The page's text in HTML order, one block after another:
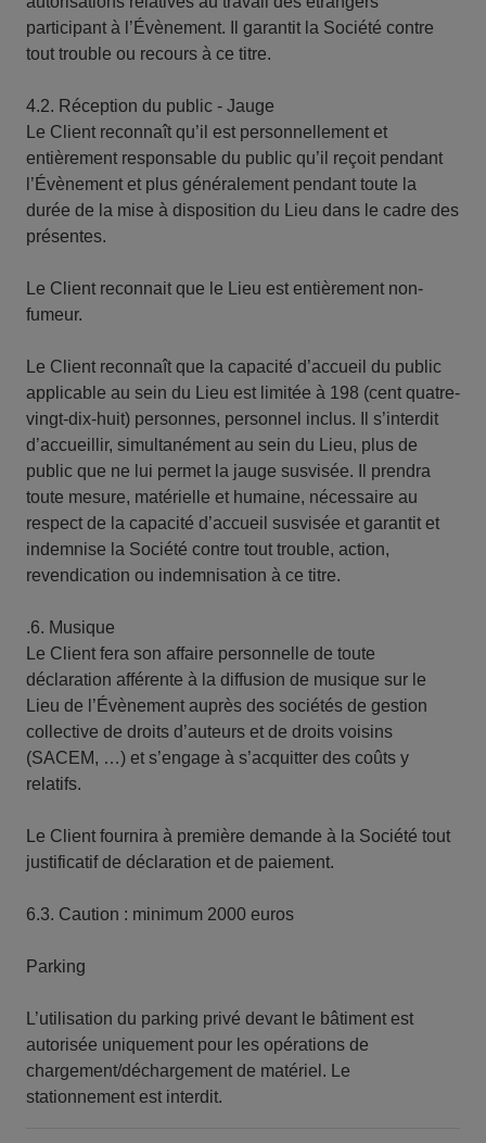
participant à l’Évènement. Il garantit la Société contre
tout trouble ou recours à ce titre.
4.2. Réception du public - Jauge
Le Client reconnaît qu’il est personnellement et
entièrement responsable du public qu’il reçoit pendant
l’Évènement et plus généralement pendant toute la
durée de la mise à disposition du Lieu dans le cadre des
présentes.
Le Client reconnait que le Lieu est entièrement non-
fumeur.
Le Client reconnaît que la capacité d’accueil du public
applicable au sein du Lieu est limitée à 198 (cent quatre-
vingt-dix-huit) personnes, personnel inclus. Il s’interdit
d’accueillir, simultanément au sein du Lieu, plus de
public que ne lui permet la jauge susvisée. Il prendra
toute mesure, matérielle et humaine, nécessaire au
respect de la capacité d’accueil susvisée et garantit et
indemnise la Société contre tout trouble, action,
revendication ou indemnisation à ce titre.
.6. Musique
Le Client fera son affaire personnelle de toute
déclaration afférente à la diffusion de musique sur le
Lieu de l’Évènement auprès des sociétés de gestion
collective de droits d’auteurs et de droits voisins
(SACEM, …) et s’engage à s’acquitter des coûts y
relatifs.
Le Client fournira à première demande à la Société tout
justificatif de déclaration et de paiement.
6.3. Caution : minimum 2000 euros
Parking
L’utilisation du parking privé devant le bâtiment est
autorisée uniquement pour les opérations de
chargement/déchargement de matériel. Le
stationnement est interdit.